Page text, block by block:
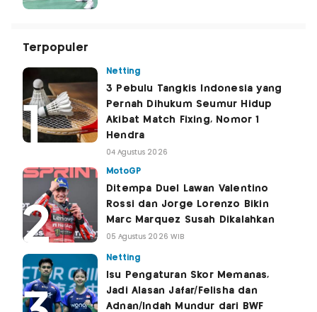
Terpopuler
Netting
3 Pebulu Tangkis Indonesia yang
Pernah Dihukum Seumur Hidup
Akibat Match Fixing, Nomor 1
Hendra
04 Agustus 2026
MotoGP
Ditempa Duel Lawan Valentino
Rossi dan Jorge Lorenzo Bikin
Marc Marquez Susah Dikalahkan
05 Agustus 2026 WIB
Netting
Isu Pengaturan Skor Memanas,
Jadi Alasan Jafar/Felisha dan
Adnan/Indah Mundur dari BWF